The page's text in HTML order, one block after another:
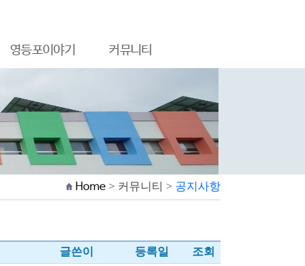
영등포이야기 커뮤니티
Home > 커뮤니티 > 공지사항
글쓴이 등록일
조회